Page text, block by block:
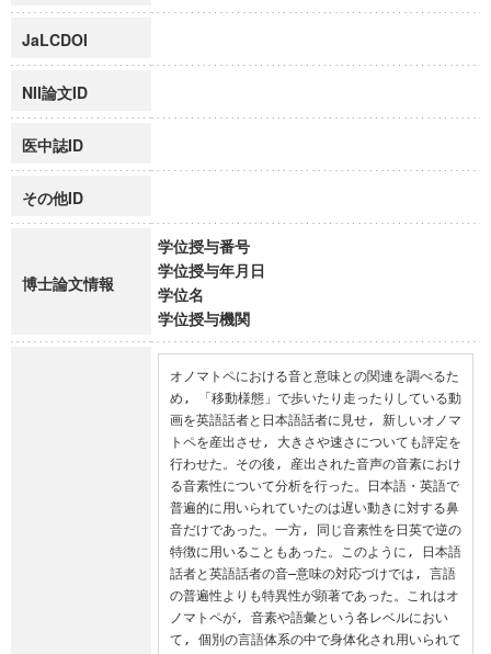
JaLCDOI
NII論文ID
医中誌ID
その他ID
博士論文情報
学位授与番号
学位授与年月日
学位名
学位授与機関
オノマトペにおける音と意味との関連を調べるた
め, 「移動様態」で歩いたり走ったりしている動
画を英語話者と日本語話者に見せ, 新しいオノマ
トペを産出させ, 大きさや速さについても評定を
行わせた。その後, 産出された音声の音素におけ
る音素性について分析を行った。日本語・英語で
普遍的に用いられていたのは遅い動きに対する鼻
音だけであった。一方, 同じ音素性を日英で逆の
特徴に用いることもあった。このように, 日本語
話者と英語話者の音―意味の対応づけでは, 言語
の普遍性よりも特異性が顕著であった。これはオ
ノマトペが, 音素や語彙という各レベルにおい
て, 個別の言語体系の中で身体化され用いられて